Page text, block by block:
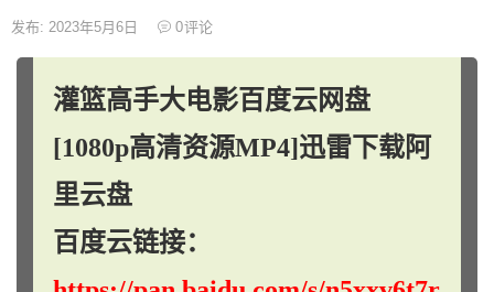
发布: 2023年5月6日 0评论
灌篮高手大电影百度云网盘
[1080p高清资源MP4]迅雷下载阿
里云盘
百度云链接：